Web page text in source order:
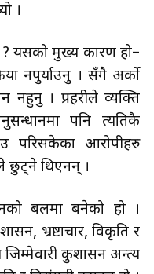
।
यसको मुख्य कारण हो–
नपुर्याउनु । सँगै अर्को
। प्रहरीले व्यक्ति
पनि त्यतिकै
परिसकेका आरोपीहरु
छुट्ने थिएनन् ।
बलमा बनेको हो ।
भ्रष्टाचार, विकृति र
कुशासन अन्त्य